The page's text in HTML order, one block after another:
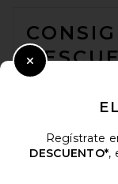
electrónico. Puede
Email Address
Regístrate
DESCUENTO*,
Close Modal